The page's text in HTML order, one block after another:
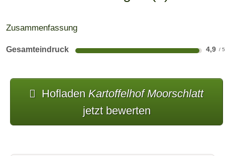
Zusammenfassung
Gesamteindruck 4,9
HofladenKartoffelhof Moorschlatt
jetzt bewerten